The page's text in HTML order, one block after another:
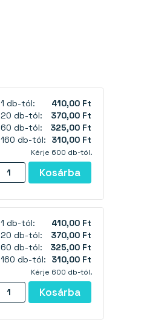
db-tól:
410,00 Ft
20 db-tól:
370,00 Ft
60 db-tól:
325,00 Ft
db-tól:
310,00 Ft
Kérje 600 db-tól.
Kosárba
db-tól:
410,00 Ft
20 db-tól:
370,00 Ft
60 db-tól:
325,00 Ft
db-tól:
310,00 Ft
Kérje 600 db-tól.
Kosárba